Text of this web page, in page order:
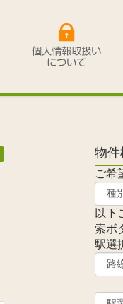
物件
ご希
以下
索ボ
駅選